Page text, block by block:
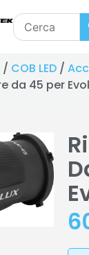
/ COB LED /
da 45 per